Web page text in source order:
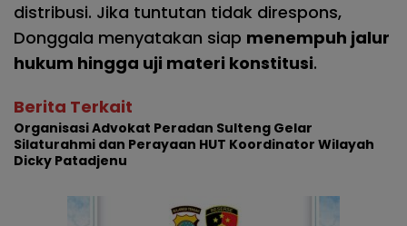
distribusi. Jika tuntutan tidak direspons,
Donggala menyatakan siap menempuh jalur
hukum hingga uji materi konstitusi.
Berita Terkait
Organisasi Advokat Peradan Sulteng Gelar
Silaturahmi dan Perayaan HUT Koordinator Wilayah
Dicky Patadjenu